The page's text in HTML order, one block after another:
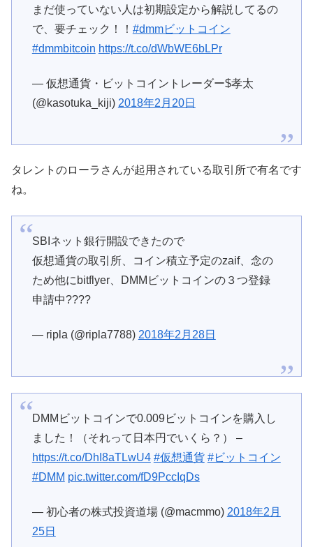
まだ使っていない人は初期設定から解説してるの
で、要チェック！！ #dmmビットコイン
#dmmbitcoin https://t.co/dWbWE6bLPr
— 仮想通貨・ビットコイントレーダー$孝太
(@kasotuka_kiji) 2018年2月20日
タレントのローラさんが起用されている取引所で有名です
ね。
SBIネット銀行開設できたので
仮想通貨の取引所、コイン積立予定のzaif、念の
ため他にbitflyer、DMMビットコインの３つ登録
申請中????
— ripla (@ripla7788) 2018年2月28日
DMMビットコインで0.009ビットコインを購入し
ました！（それって日本円でいくら？） –
https://t.co/DhI8aTLwU4 #仮想通貨 #ビットコイン
#DMM pic.twitter.com/fD9PccIqDs
— 初心者の株式投資道場 (@macmmo) 2018年2月
25日